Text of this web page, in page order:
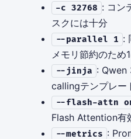
-c 32768 : コン
スクには十分
--parallel 1 :
メモリ節約のため
--jinja : Qwen
callingテンプレー
--flash-attn
Flash Attention有
--metrics :